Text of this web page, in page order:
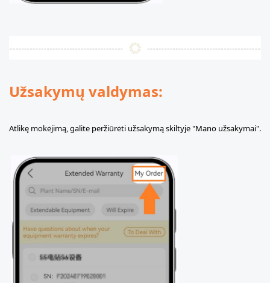
Užsakymų valdymas:
Atlikę mokėjimą, galite peržiūrėti užsakymą skiltyje "Mano užsakymai".